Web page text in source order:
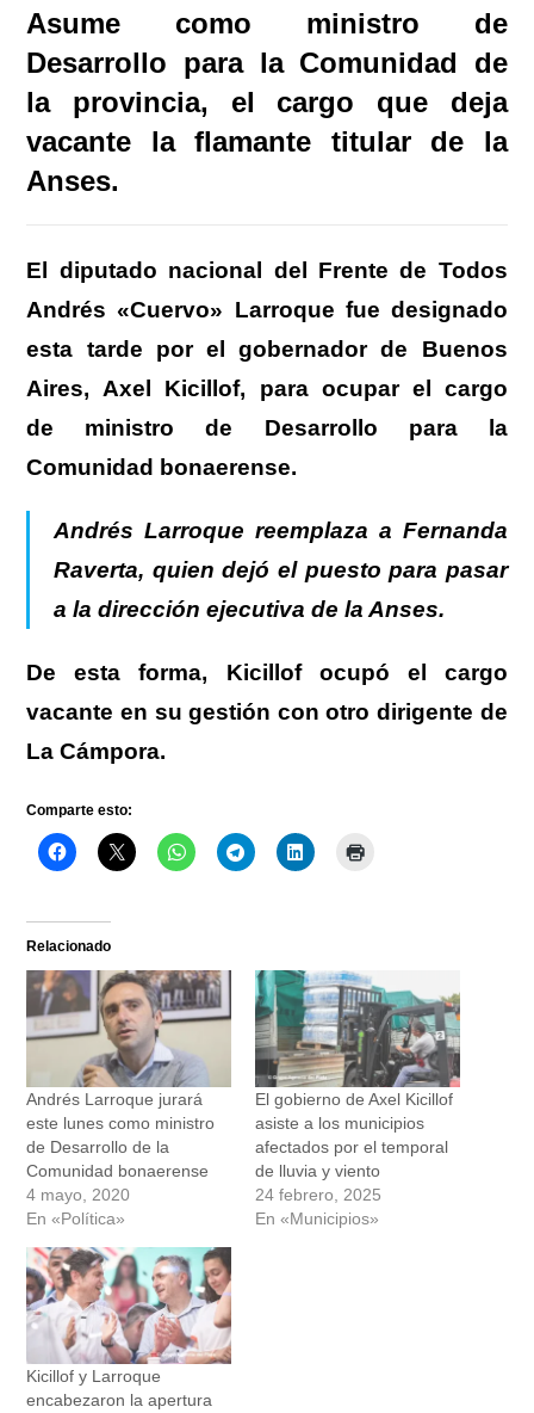
at
s
A
p
p
e
gr
a
m
c
e
b
o
e
n
g
e
sk
y
ail t
m
p
ar
tir
Asume como ministro de
Desarrollo para la Comunidad de
la provincia, el cargo que deja
vacante la flamante titular de la
Anses.
El diputado nacional del Frente de Todos
Andrés «Cuervo» Larroque fue designado
esta tarde por el gobernador de Buenos
Aires, Axel Kicillof, para ocupar el cargo
de ministro de Desarrollo para la
Comunidad bonaerense.
Andrés Larroque reemplaza a Fernanda
Raverta, quien dejó el puesto para pasar
a la dirección ejecutiva de la Anses.
De esta forma, Kicillof ocupó el cargo
vacante en su gestión con otro dirigente de
La Cámpora.
Comparte esto:
Relacionado
Andrés Larroque jurará
este lunes como ministro
de Desarrollo de la
Comunidad bonaerense
4 mayo, 2020
En «Política»
El gobierno de Axel Kicillof
asiste a los municipios
afectados por el temporal
de lluvia y viento
24 febrero, 2025
En «Municipios»
Kicillof y Larroque
encabezaron la apertura